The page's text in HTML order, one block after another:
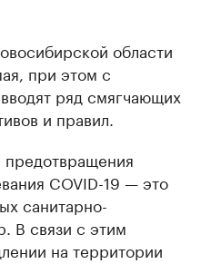
области
при этом с
ряд смягчающих
и правил.
предотвращения
COVID-19 — это
санитарно-
В связи с этим
на территории